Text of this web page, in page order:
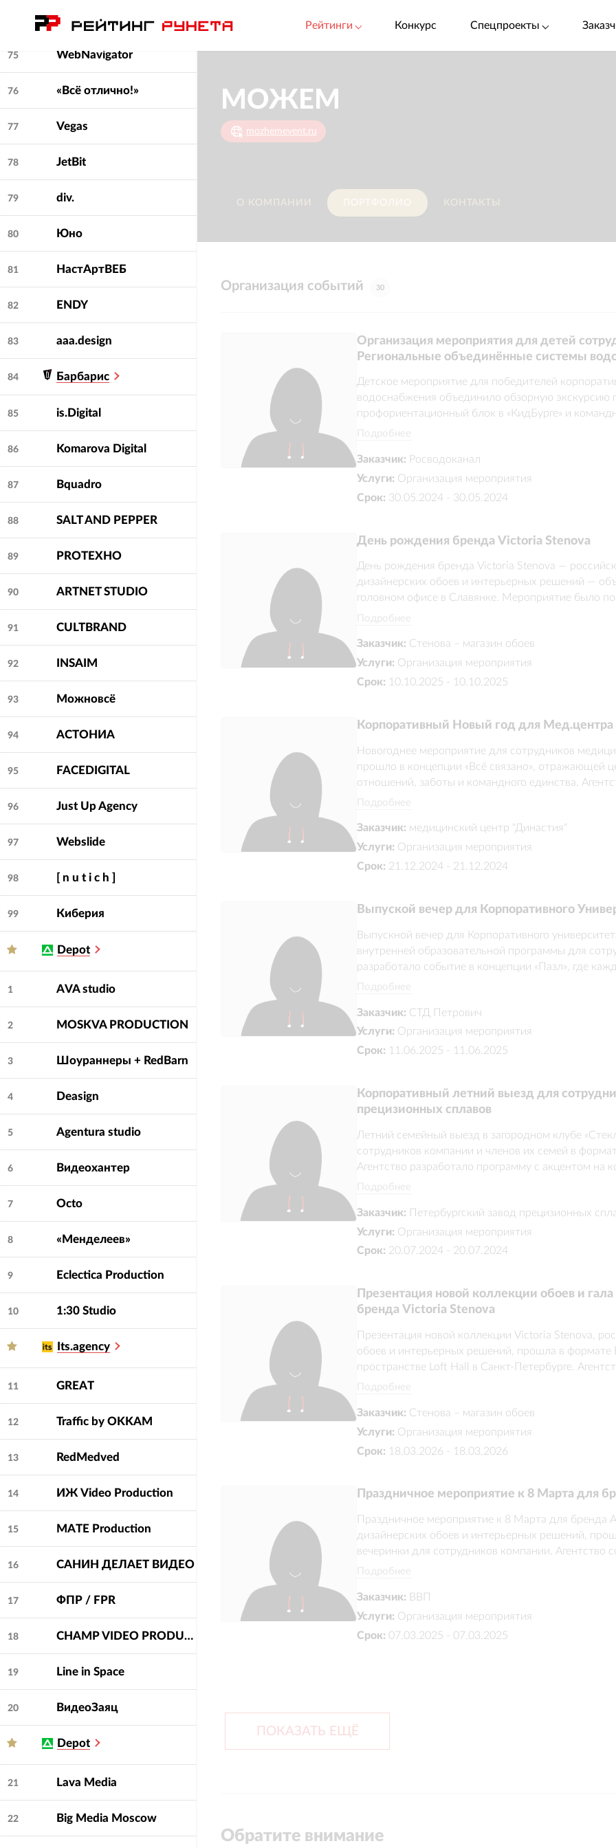
Рейтинги Конкурс Спецпроекты
ПИКСЕНС
75 WebNavigator
76 «Всё отлично!»
77 Vegas
78 JetBit
79 div.
80 Юно
81 НастАртВЕБ
82 ENDY
83 aaa.design
84 Барбарис
85 is.Digital
86 Komarova Digital
87 Bquadro
88 SALT AND PEPPER
89 PROТЕХНО
90 ARTNET STUDIO
91 CULTBRAND
92 INSAIM
93 Можновсё
94 АСТОНИА
95 FACEDIGITAL
96 Just Up Agency
97 Webslide
98 [ n u t i c h ]
99 Киберия
Depot
1 AVA studio
2 MOSKVA PRODUCTION
3 Шоураннеры + RedBarn
4 Deasign
5 Agentura studio
6 Видеохантер
7 Octo
8 «Менделеев»
9 Eclectica Production
10 1:30 Studio
Its.agency
11 GREAT
12 Traffic by OKKAM
13 RedMedved
14 ИЖ Video Production
15 MATE Production
16 САНИН ДЕЛАЕТ ВИДЕО
17 ФПР / FPR
18 CHAMP VIDEO PRODUCTION
19 Line in Space
20 ВидеоЗаяц
Depot
21 Lava Media
22 Big Media Moscow
МОЖЕМ
mozhemevent.ru
О КОМПАНИИ ПОРТФОЛИО КОНТАКТЫ
Организация событий 30
Организация мероприятия для детей
Региональные объединённые системы
Детское мероприятие для победителей
водоснабжения объединило обзорную экскурсию
профориентационный блок в «КидБурге» и
модели водопроводной системы. Агентство
устройством городской инфраструктуры.
детей и их родителей.
Подробнее
Заказчик:
Росводоканал
Услуги: Организация мероприятия
Срок: 30.05.2024 - 30.05.2024
День рождения бренда Victoria Stenova
День рождения бренда Victoria Stenova —
дизайнерских обоев и интерьерных решений —
головном офисе в Славянке. Мероприятие было
командное единство. В программу вошли
конкурсы и общий флешмоб со световыми
сплочённости коллектива и общего пути компании
Подробнее
Заказчик: Стенова – магазин обоев
Услуги: Организация мероприятия
Срок: 10.10.2025 - 10.10.2025
Корпоративный Новый год для Мед.центра
Новогоднее мероприятие для сотрудников
прошло в концепции «Всё связано», отражающей
отношений, заботы и командного единства.
вошли анимация, интерактивные форматы,
персонажи и праздничные активности. Событие
атмосферу и подчеркнуть важность связей,
Подробнее
Заказчик: медицинский центр "Династия"
Услуги: Организация мероприятия
Срок: 21.12.2024 - 21.12.2024
Выпуской вечер для Корпоративного
Выпускной вечер для Корпоративного
внутренней образовательной программы для
разработало событие в концепции «Пазл», где
дополнили ведущий Егор Капустин и группа «Я
Подробнее
Заказчик: СТД Петрович
Услуги: Организация мероприятия
Срок: 11.06.2025 - 11.06.2025
Корпоративный летний выезд для
прецизионных сплавов
Летний семейный выезд в загородном клубе
сотрудников компании и членов их семей в
Агентство разработало программу с акцентом на
усилил внутренние коммуникации компании
отдых
Подробнее
Заказчик:
Петербургский завод прецизионных
Услуги: Организация мероприятия
Срок: 20.07.2024 - 20.07.2024
Презентация новой коллекции обоев и
бренда Victoria Stenova
Презентация новой коллекции Victoria Stenova,
обоев и интерьерных решений, прошла в формате
пространстве Loft Hall в Санкт-Петербурге.
архитектуру площадки, музыкальные номера и
«Красота вечна»
Подробнее
Заказчик: Стенова – магазин обоев
Услуги: Организация мероприятия
Срок: 18.03.2026 - 18.03.2026
Праздничное мероприятие к 8 Марта для
Праздничное мероприятие к 8 Марта для бренда
дизайнерских обоев и интерьерных решений,
вечеринки для сотрудников компании. Агентство
популярные музыкальные хиты, полностью
комфортного и по-настоящему праздничного
Подробнее
Заказчик: ВВП
Услуги: Организация мероприятия
Срок: 07.03.2025 - 07.03.2025
Средняя оценка
клиентами:
5.0
ПОКАЗАТЬ ЕЩЁ
Обратите внимание